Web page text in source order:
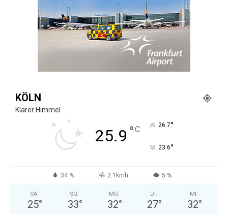
KÖLN
Klarer Himmel
25.9 °C 26.7°
23.6°
34 % 2.1kmh 5 %
SA.
25°
SO.
33°
MO.
32°
DI.
27°
MI.
32°